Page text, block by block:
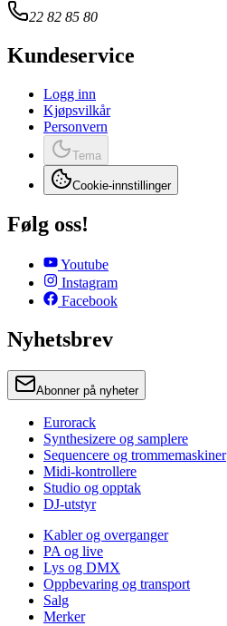
22 82 85 80
Kundeservice
Logg inn
Kjøpsvilkår
Personvern
Tema
Cookie-innstillinger
Følg oss!
Youtube
Instagram
Facebook
Nyhetsbrev
Abonner på nyheter
Eurorack
Synthesizere og samplere
Sequencere og trommemaskiner
Midi-kontrollere
Studio og opptak
DJ-utstyr
Kabler og overganger
PA og live
Lys og DMX
Oppbevaring og transport
Salg
Merker